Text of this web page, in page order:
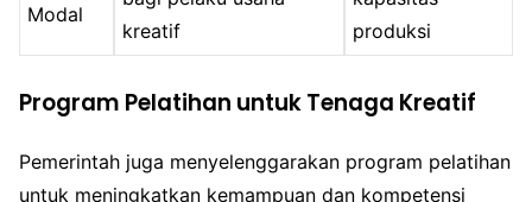
Modal
kreatif
produksi
Program Pelatihan untuk Tenaga Kreatif
Pemerintah juga menyelenggarakan program pelatihan
untuk meningkatkan kemampuan dan kompetensi